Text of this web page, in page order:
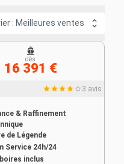
: Meilleures ventes
3 avis
& Raffinement
de Légende
Service 24h/24
inclus
dès
16 391 €